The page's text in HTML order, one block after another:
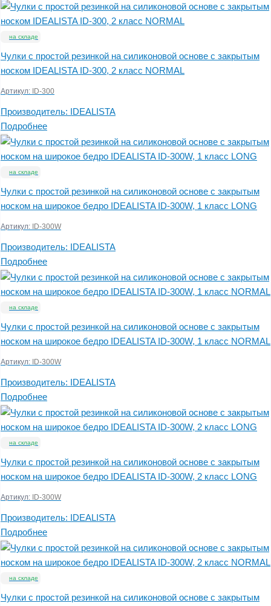
на складе
Чулки с простой резинкой на силиконовой основе с закрытым
носком IDEALISTA ID-300, 2 класс NORMAL
Артикул: ID-300
Производитель: IDEALISTA
Подробнее
на складе
Чулки с простой резинкой на силиконовой основе с закрытым
носком на широкое бедро IDEALISTA ID-300W, 1 класс LONG
Артикул: ID-300W
Производитель: IDEALISTA
Подробнее
на складе
Чулки с простой резинкой на силиконовой основе с закрытым
носком на широкое бедро IDEALISTA ID-300W, 1 класс NORMAL
Артикул: ID-300W
Производитель: IDEALISTA
Подробнее
на складе
Чулки с простой резинкой на силиконовой основе с закрытым
носком на широкое бедро IDEALISTA ID-300W, 2 класс LONG
Артикул: ID-300W
Производитель: IDEALISTA
Подробнее
на складе
Чулки с простой резинкой на силиконовой основе с закрытым